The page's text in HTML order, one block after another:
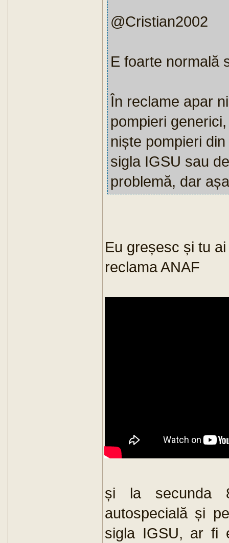
@Cristian2002
E foarte normală
În reclame apar
pompieri
niște pompieri
sigla IGSU sau
problemă, dar
Eu greșesc și tu
reclama ANAF
și la secunda
autospecială și
sigla IGSU, ar fi